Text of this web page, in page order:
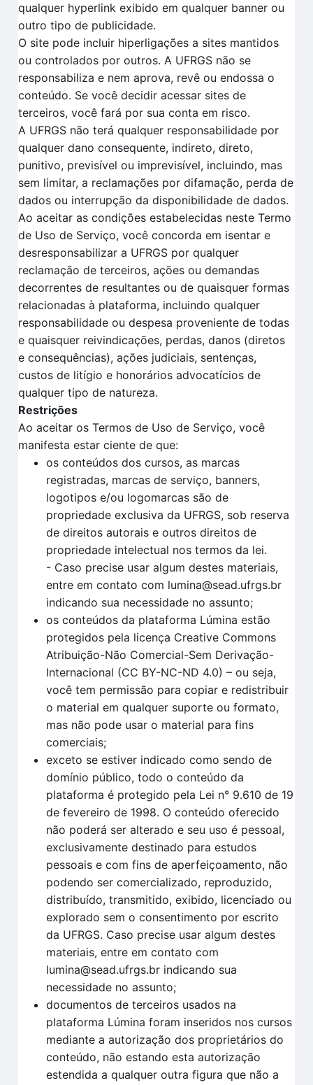
qualquer hyperlink exibido em qualquer banner ou
outro tipo de publicidade.
O site pode incluir hiperligações a sites mantidos
ou controlados por outros. A UFRGS não se
responsabiliza e nem aprova, revê ou endossa o
conteúdo. Se você decidir acessar sites de
terceiros, você fará por sua conta em risco.
A UFRGS não terá qualquer responsabilidade por
qualquer dano consequente, indireto, direto,
punitivo, previsível ou imprevisível, incluindo, mas
sem limitar, a reclamações por difamação, perda de
dados ou interrupção da disponibilidade de dados.
Ao aceitar as condições estabelecidas neste Termo
de Uso de Serviço, você concorda em isentar e
desresponsabilizar a UFRGS por qualquer
reclamação de terceiros, ações ou demandas
decorrentes de resultantes ou de quaisquer formas
relacionadas à plataforma, incluindo qualquer
responsabilidade ou despesa proveniente de todas
e quaisquer reivindicações, perdas, danos (diretos
e consequências), ações judiciais, sentenças,
custos de litígio e honorários advocatícios de
qualquer tipo de natureza.
Restrições
Ao aceitar os Termos de Uso de Serviço, você
manifesta estar ciente de que:
os conteúdos dos cursos, as marcas
registradas, marcas de serviço, banners,
logotipos e/ou logomarcas são de
propriedade exclusiva da UFRGS, sob reserva
de direitos autorais e outros direitos de
propriedade intelectual nos termos da lei.
- Caso precise usar algum destes materiais,
entre em contato com lumina@sead.ufrgs.br
indicando sua necessidade no assunto;
os conteúdos da plataforma Lúmina estão
protegidos pela licença Creative Commons
Atribuição-Não Comercial-Sem Derivação-
Internacional (CC BY-NC-ND 4.0) – ou seja,
você tem permissão para copiar e redistribuir
o material em qualquer suporte ou formato,
mas não pode usar o material para fins
comerciais;
exceto se estiver indicado como sendo de
domínio público, todo o conteúdo da
plataforma é protegido pela Lei n° 9.610 de 19
de fevereiro de 1998. O conteúdo oferecido
não poderá ser alterado e seu uso é pessoal,
exclusivamente destinado para estudos
pessoais e com fins de aperfeiçoamento, não
podendo ser comercializado, reproduzido,
distribuído, transmitido, exibido, licenciado ou
explorado sem o consentimento por escrito
da UFRGS. Caso precise usar algum destes
materiais, entre em contato com
lumina@sead.ufrgs.br indicando sua
necessidade no assunto;
documentos de terceiros usados na
plataforma Lúmina foram inseridos nos cursos
mediante a autorização dos proprietários do
conteúdo, não estando esta autorização
estendida a qualquer outra figura que não a